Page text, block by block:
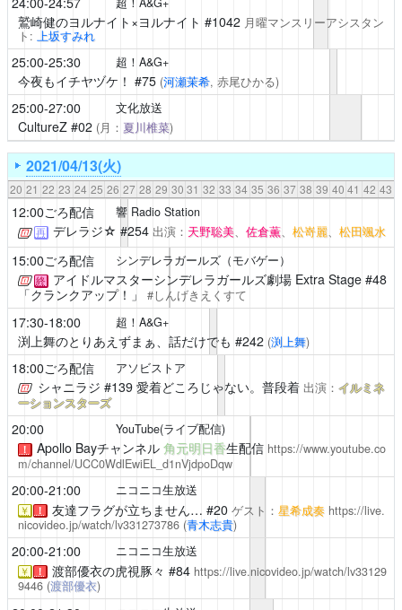
鷲崎健のヨルナイト×ヨルナイト #1042 月曜マンスリーアシスタン
ト: 上坂すみれ
25:00-25:30 超！A&G+
今夜もイチヤヅケ！ #75 (河瀬茉希, 赤尾ひかる)
25:00-27:00 文化放送
CultureZ#02 (月： 夏川椎菜)
2021/04/13(火)
20 21 22 23 24 25 26 27 28 29 30 31 32 33 34 35 36 37 38 39 40 41 42 43
12:00ごろ配信 響 Radio Station
再 デレラジ☆ #254 出演： 天野聡美、 佐倉薫、 松嵜麗、 松田颯水
15:00ごろ配信 シンデレラガールズ（モバゲー）
終 アイドルマスターシンデレラガールズ劇場Extra Stage #48
「クランクアップ！」 #しんげきえくすて
17:30-18:00 超！A&G+
渕上舞のとりあえずまぁ、話だけでも #242 (渕上舞)
18:00ごろ配信 アソビストア
シャニラジ #139 愛着どころじゃない。普段着 出演： イルミネ
ーションスターズ
20:00 YouTube(ライブ配信)
！ Apollo Bayチャンネル 角元明日香生配信 https://www.youtube.co
m/channel/UCC0WdlEwiEL_d1nVjdpoDqw
20:00-21:00 ニコニコ生放送
￥ ！ 友達フラグが立ちません… #20 ゲスト： 星希成奏 https://live.
nicovideo.jp/watch/lv331273786 (青木志貴)
20:00-21:00 ニコニコ生放送
￥ ！ 渡部優衣の虎視豚々 #84 https://live.nicovideo.jp/watch/lv33129
9446 (渡部優衣)